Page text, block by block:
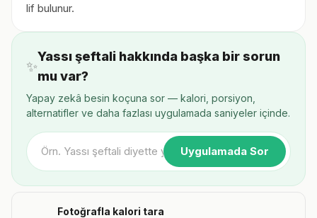
lif bulunur.
✨
Yassı şeftali hakkında başka bir sorun
mu var?
Yapay zekâ besin koçuna sor — kalori, porsiyon,
alternatifler ve daha fazlası uygulamada saniyeler içinde.
Uygulamada Sor
Fotoğrafla kalori tara